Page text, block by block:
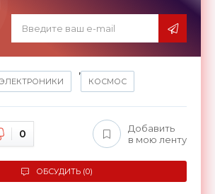
,
КОСМОС
0
Добавить
в мою ленту
ОБСУДИТЬ (0)